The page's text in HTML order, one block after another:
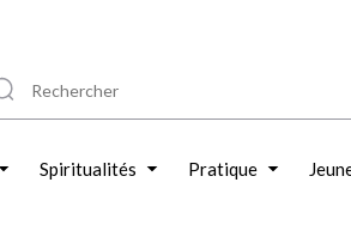
Spiritualités Pratique